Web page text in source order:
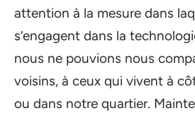
attention à la mesure dans
s’engagent dans la
nous ne pouvions nous
voisins, à ceux qui vivent à
ou dans notre quartier.